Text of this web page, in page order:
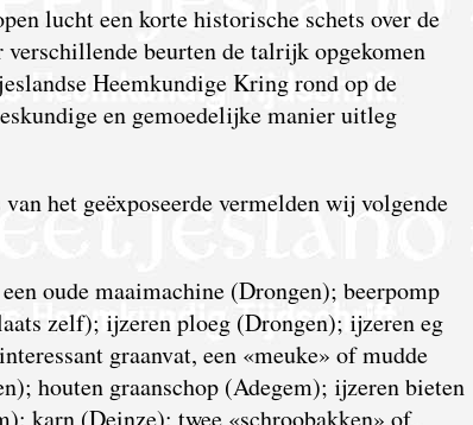
lucht een korte historische schets over de
beurten de talrijk opgekomen
Heemkundige Kring rond op de
en gemoedelijke manier uitleg
het geëxposeerde vermelden wij volgende
oude maaimachine (Drongen); beerpomp
zelf); ijzeren ploeg (Drongen); ijzeren eg
graanvat, een «meuke» of mudde
houten graanschop (Adegem); ijzeren bieten
karn (Deinze); twee «schroobakken» of